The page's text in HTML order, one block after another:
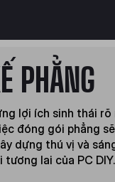
PHẲNG
lợi ích sinh thái rõ
đóng gói phẳng
dựng thú vị và
tương lai của PC DIY.